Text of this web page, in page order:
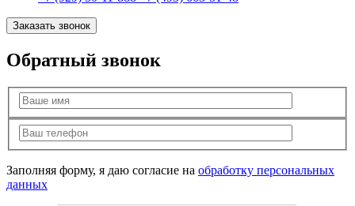
Заказать звонок
Обратный звонок
Заполняя форму, я даю согласие на обработку персональных
данных